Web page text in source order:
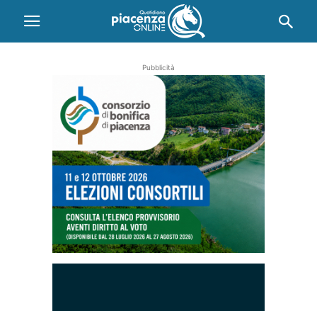
Pubblicità